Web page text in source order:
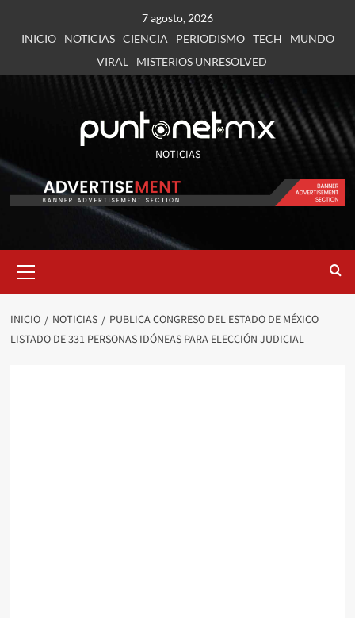
7 agosto, 2026
INICIO
NOTICIAS CIENCIA PERIODISMO TECH
MUNDO
VIRAL
MISTERIOS UNRESOLVED
NOTICIAS
INICIO NOTICIAS
PUBLICA CONGRESO DEL ESTADO DE MÉXICO
LISTADO DE 331 PERSONAS IDÓNEAS PARA ELECCIÓN JUDICIAL